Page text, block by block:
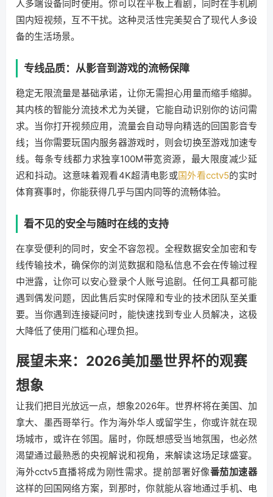
人多端设备同时使用。你可以在平板上看剧，同时在手机刷
国内短视频，互不干扰。这种灵活性完美契合了现代人多设
备的生活场景。
专线品质：从影音到游戏的流畅保障
稳定无限流量是基础承诺，让你无需担心用量而缩手缩脚。
其内核的智能分流技术尤为关键，它能自动识别你的访问需
求。当你打开视频应用，流量会自动导向精选的回国影音专
线；当你需要玩国内服务器游戏时，则会切换至游戏加速专
线。每条专线都力求独享100M带宽资源，最大限度减少延
迟和抖动。这意味着观看4K超清电影或国外看cctv5的实时
体育赛事时，你能获得几乎与国内同等的流畅体验。
看不见的安全与随时在线的支持
在享受便利的同时，安全不容忽视。全程数据安全加密和专
线传输技术，确保你的浏览数据和隐私信息不会在传输过程
中泄露，让你可以安心登录个人账号追剧。任何工具都可能
遇到偶发问题，因此售后实时保障和专业的技术团队至关重
要。当你遇到连接疑问时，能快速找到专业人员解决，这极
大降低了使用门槛和心理负担。
展望未来：2026美加墨世界杯的观赛
想象
让我们把目光放远一点，想象2026年。世界杯将在美国、加
拿大、墨西哥举行。作为海外华人或留学生，你或许就在现
场城市，或许在邻国。届时，你既想感受当地氛围，也必然
渴望通过最熟悉的央视解说和视角，来解读这场足球盛宴。
海外cctv5直播将成为刚性需求。提前部署好像番茄加速器
这样的回国网络方案，到那时，你就能从容地通过手机、电